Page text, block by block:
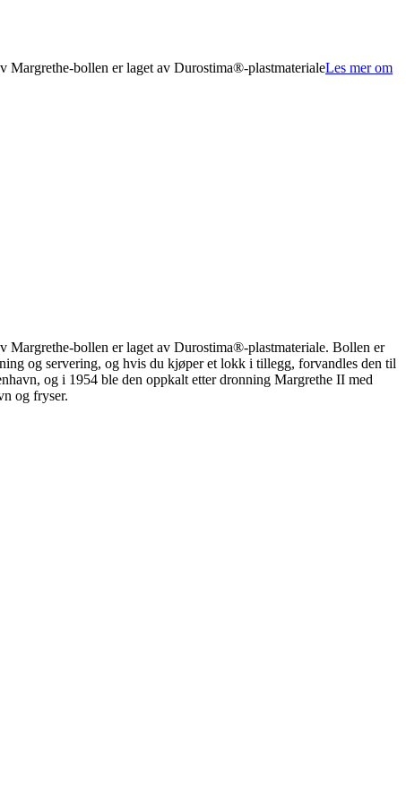
Margrethe-bollen er laget av Durostima®-plastmaterialeLes mer om
Margrethe-bollen er laget av Durostima®-plastmateriale. Bollen er
og servering, og hvis du kjøper et lokk i tillegg, forvandles den til
og i 1954 ble den oppkalt etter dronning Margrethe II med
og fryser.